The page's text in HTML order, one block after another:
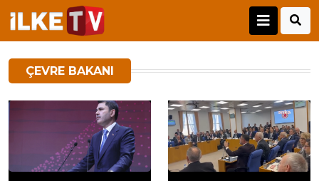
ÇEVRE BAKANI